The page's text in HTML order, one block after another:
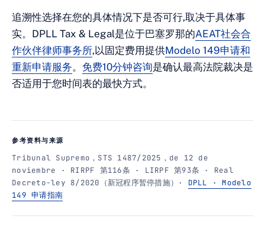
追溯性选择在您的具体情况下是否可行,取决于具体事
实。DPLL Tax & Legal是位于巴塞罗那的AEAT社会合
作伙伴律师事务所,以固定费用提供Modelo 149申请和
重新申请服务。 免费10分钟咨询是确认最高法院裁决是
否适用于您时间表的最快方式。
参考资料与来源
Tribunal Supremo，STS 1487/2025，de 12 de
noviembre · RIRPF 第116条 · LIRPF 第93条 · Real
Decreto-ley 8/2020（新冠程序暂停措施）· DPLL · Modelo
149 申请指南